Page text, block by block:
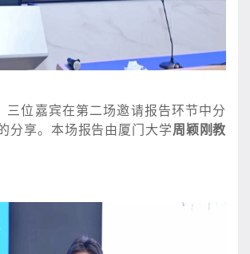
三位嘉宾在第二场邀请报告环节中分
分享。本场报告由厦门大学周颖刚教